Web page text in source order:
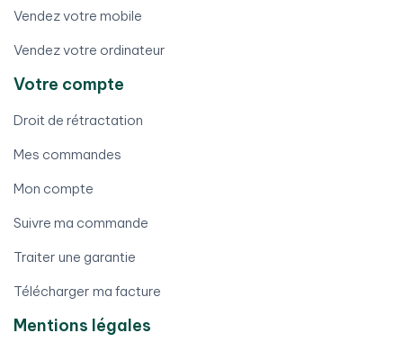
Vendez votre mobile
Vendez votre ordinateur
Votre compte
Droit de rétractation
Mes commandes
Mon compte
Suivre ma commande
Traiter une garantie
Télécharger ma facture
Mentions légales